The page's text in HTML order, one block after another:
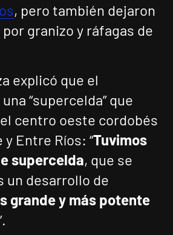
, pero también dejaron
granizo y ráfagas de
explicó que el
“supercelda” que
centro oeste cordobés
y Entre Ríos: “Tuvimos
supercelda, que se
un desarrollo de
grande y más potente